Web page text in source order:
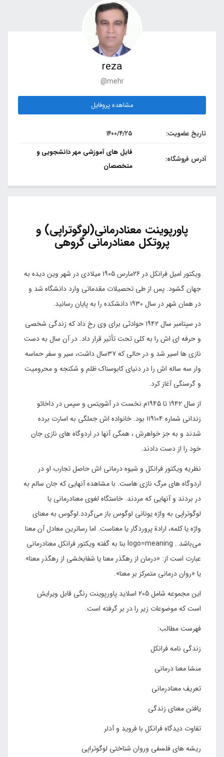
reza
@mehr
مشاهده پروفایل
تاریخ عضویت: ۱۴۰۰/۴/۲۵
آدرس فروشگاه:
فایل های آموزشی مهر دانشجویی و
متخصصان
پاورپوینت معنادرمانی(لوگوتراپی) و
پروتکل معنادرمانی گروهی
ویکتور امیل فرانکل در ۲۶مارس ۱۹۰۵ میلادی در شهر وین دیده به
جهان گشود. پس از طی تحصیلات مقدماتی وارد دانشگاه شد و
در همان شهر در سال ۱۹۳۰ دانشکده را به پایان رسانید.
در سپتامبر سال ۱۹۴۲ حوادثی برای وی رخ داد که زندگی شخصی
و حرفه ای اش را به کلی تحت تأثیر قرار داد. در آن سال به دست
نازی ها اسیر شد و در حالی که ۳۷سال داشت، سیر و سفر حماسه
وار سه ساله اش را در دنیای کابوسناک ظلم و شکنجه و محرومیت
و گرسنگی آغاز کرد.
از سال ۱۹۴۲ تا ۱۹۴۵م نخست در آشویتس و سپس در داخائو
زندانی شماره ۱۱۹۱۰۴ بود. خانواده اش جملگی به اسارت برده
شدند و به جز خواهرش ، همگی آنها در اردوگاه های نازی جان
خود را از دست دادند.
نظریه ویکتور فرانکل و شیوه درمانی اش حاصل تجارب او در
اردوگاه های مرگ نازی هاست. با مشاهده آنهایی که جان سالم به
در بردند و آنهایی که مردند. خاستگاه لغوی معنادرمانی یا
لوگوتراپی به واژه یونانی لوگوس باز می‌گردد.لوگوس به معنای
واژه یا کلمه، ارادة پروردگار یا معناست. اما رساترین معادل آن معنا
می‌باشد . logo=meaning بنا به گفته ویکتور فرانکل معنادرمانی
عبارت است از: «درمان از رهگذر معنا یا شفابخشی از رهگذر معنا»
یا «روان درمانی متمرکز بر معنا».
این مجموعه شامل 205 اسلاید پاورپوینت رنگی قابل ویرایش
است که موضوعات زیر را در بر گرفته است.
فهرست مطالب:
زندگی نامه فرانکل
منشا معنا درمانی
تعریف معنادرمانی
یافتن معنای زندگی
تفاوت دیدگاه فرانکل با فروید و آدلر
ریشه های فلسفی وروان شناختی لوگوتراپی